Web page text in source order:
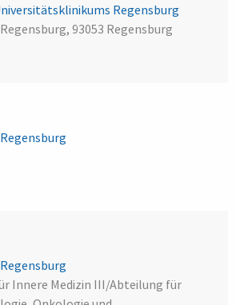
Regensburg
93053 Regensburg
Innere Medizin III/Abteilung für